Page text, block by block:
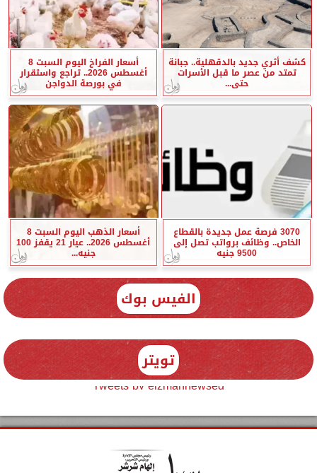
كشف أثري جديد بالدقهلية.. جبانة
تمتد من عصر ما قبل الأسرات
حتى...
أسعار الفراخ اليوم السبت 8
أغسطس 2026.. تراجع واستقرار
في بورصة الدواجن
3070 فرصة عمل جديدة بالقطاع
الخاص.. وظائف برواتب تصل إلى
9500 جنيه
أسعار الذهب اليوم السبت 8
أغسطس 2026.. عيار 21 يقفز 100
جنيه...
الفيس بوك
تويتر
Tweets by elzmannewseg